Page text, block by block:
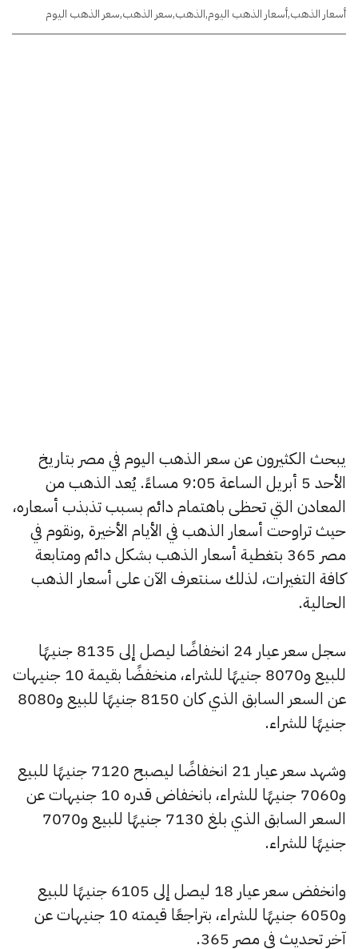
أسعار الذهب,أسعار الذهب اليوم,الذهب,سعر الذهب,سعر الذهب اليوم
يبحث الكثيرون عن سعر الذهب اليوم في مصر بتاريخ
الأحد 5 أبريل الساعة 9:05 مساءً. يُعد الذهب من
المعادن التي تحظى باهتمام دائم بسبب تذبذب أسعاره،
حيث تراوحت أسعار الذهب في الأيام الأخيرة ,ونقوم في
مصر 365 بتغطية أسعار الذهب بشكل دائم ومتابعة
كافة التغيرات، لذلك سنتعرف الآن على أسعار الذهب
الحالية.
سجل سعر عيار 24 انخفاضًا ليصل إلى 8135 جنيهًا
للبيع و8070 جنيهًا للشراء، منخفضًا بقيمة 10 جنيهات
عن السعر السابق الذي كان 8150 جنيهًا للبيع و8080
جنيهًا للشراء.
وشهد سعر عيار 21 انخفاضًا ليصبح 7120 جنيهًا للبيع
و7060 جنيهًا للشراء، بانخفاض قدره 10 جنيهات عن
السعر السابق الذي بلغ 7130 جنيهًا للبيع و7070
جنيهًا للشراء.
وانخفض سعر عيار 18 ليصل إلى 6105 جنيهًا للبيع
و6050 جنيهًا للشراء، بتراجعًا قيمته 10 جنيهات عن
آخر تحديث في مصر 365.